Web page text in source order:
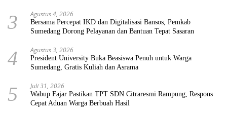
3 Agustus 4, 2026
Bersama Percepat IKD dan Digitalisasi Bansos, Pemkab
Sumedang Dorong Pelayanan dan Bantuan Tepat Sasaran
4 Agustus 3, 2026
President University Buka Beasiswa Penuh untuk Warga
Sumedang, Gratis Kuliah dan Asrama
5 Juli 31, 2026
Wabup Fajar Pastikan TPT SDN Citraresmi Rampung, Respons
Cepat Aduan Warga Berbuah Hasil